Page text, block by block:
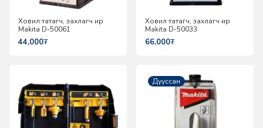
Ховил татагч, захлагч ир
Makita D-50061
44,000₮
Ховил татагч, захлагч ир
Makita D-50033
66,000₮
Дууссан